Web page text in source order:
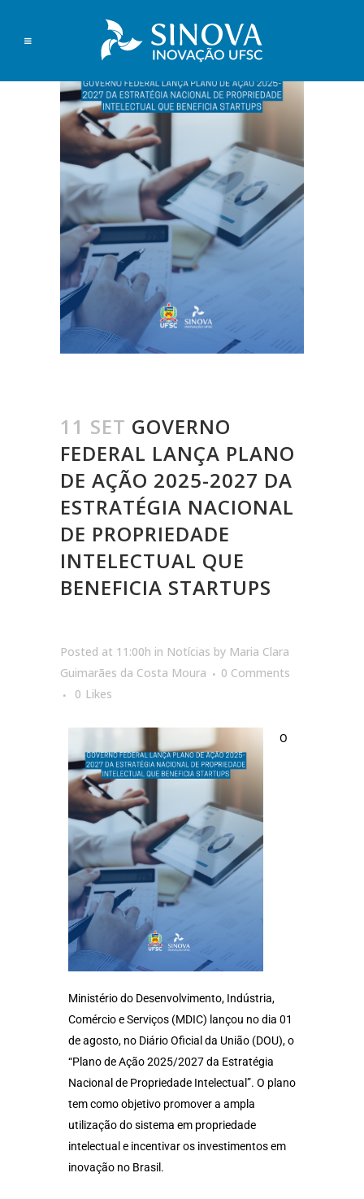
11 SET GOVERNO
FEDERAL LANÇA PLANO
DE AÇÃO 2025-2027 DA
ESTRATÉGIA NACIONAL
DE PROPRIEDADE
INTELECTUAL QUE
BENEFICIA STARTUPS
Posted at 11:00h in Notícias by Maria Clara
Guimarães da Costa Moura
0 Comments
0 Likes
O
Ministério do Desenvolvimento, Indústria,
Comércio e Serviços (MDIC) lançou no dia 01
de agosto, no Diário Oficial da União (DOU), o
“Plano de Ação 2025/2027 da Estratégia
Nacional de Propriedade Intelectual”. O plano
tem como objetivo promover a ampla
utilização do sistema em propriedade
intelectual e incentivar os investimentos em
inovação no Brasil.